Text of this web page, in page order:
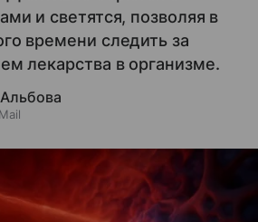
и светятся, позволяя в
времени следить за
лекарства в организме.